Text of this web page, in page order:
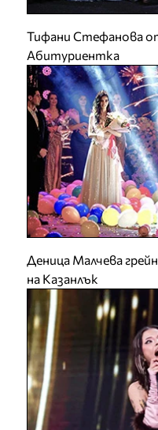
Тифани Стефанова
Абитуриентка
Деница Малчева
на Казанлък